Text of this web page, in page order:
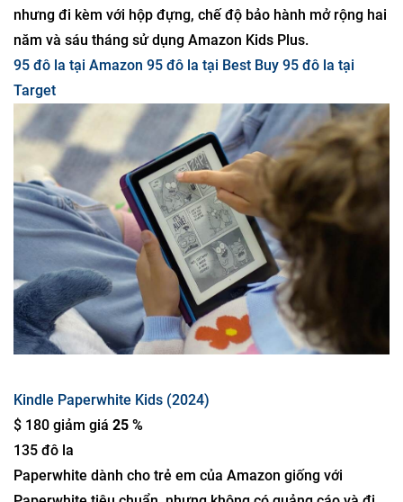
nhưng đi kèm với hộp đựng, chế độ bảo hành mở rộng hai
năm và sáu tháng sử dụng Amazon Kids Plus.
95 đô la tại Amazon 95 đô la tại Best Buy 95 đô la tại
Target
Kindle Paperwhite Kids (2024)
$ 180 giảm giá 25 %
135 đô la
Paperwhite dành cho trẻ em của Amazon giống với